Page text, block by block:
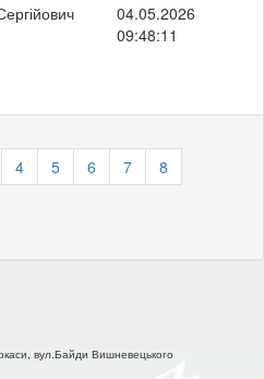
04.05.2026
09:48:11
4 5 6 7
8
вул.Байди Вишневецького